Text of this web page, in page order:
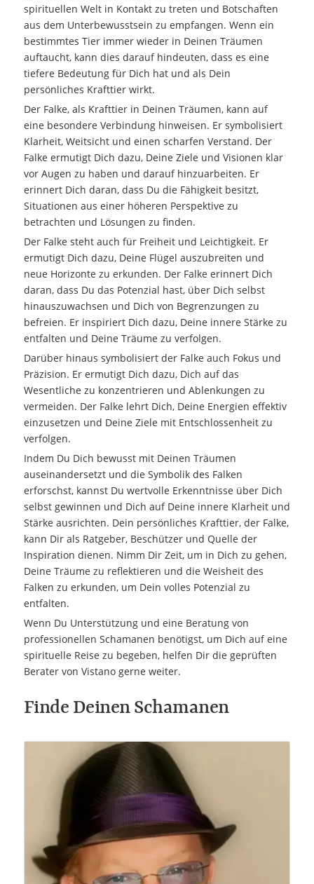
spirituellen Welt in Kontakt zu treten und Botschaften
aus dem Unterbewusstsein zu empfangen. Wenn ein
bestimmtes Tier immer wieder in Deinen Träumen
auftaucht, kann dies darauf hindeuten, dass es eine
tiefere Bedeutung für Dich hat und als Dein
persönliches Krafttier wirkt.
Der Falke, als Krafttier in Deinen Träumen, kann auf
eine besondere Verbindung hinweisen. Er symbolisiert
Klarheit, Weitsicht und einen scharfen Verstand. Der
Falke ermutigt Dich dazu, Deine Ziele und Visionen klar
vor Augen zu haben und darauf hinzuarbeiten. Er
erinnert Dich daran, dass Du die Fähigkeit besitzt,
Situationen aus einer höheren Perspektive zu
betrachten und Lösungen zu finden.
Der Falke steht auch für Freiheit und Leichtigkeit. Er
ermutigt Dich dazu, Deine Flügel auszubreiten und
neue Horizonte zu erkunden. Der Falke erinnert Dich
daran, dass Du das Potenzial hast, über Dich selbst
hinauszuwachsen und Dich von Begrenzungen zu
befreien. Er inspiriert Dich dazu, Deine innere Stärke zu
entfalten und Deine Träume zu verfolgen.
Darüber hinaus symbolisiert der Falke auch Fokus und
Präzision. Er ermutigt Dich dazu, Dich auf das
Wesentliche zu konzentrieren und Ablenkungen zu
vermeiden. Der Falke lehrt Dich, Deine Energien effektiv
einzusetzen und Deine Ziele mit Entschlossenheit zu
verfolgen.
Indem Du Dich bewusst mit Deinen Träumen
auseinandersetzt und die Symbolik des Falken
erforschst, kannst Du wertvolle Erkenntnisse über Dich
selbst gewinnen und Dich auf Deine innere Klarheit und
Stärke ausrichten. Dein persönliches Krafttier, der Falke,
kann Dir als Ratgeber, Beschützer und Quelle der
Inspiration dienen. Nimm Dir Zeit, um in Dich zu gehen,
Deine Träume zu reflektieren und die Weisheit des
Falken zu erkunden, um Dein volles Potenzial zu
entfalten.
Wenn Du Unterstützung und eine Beratung von
professionellen Schamanen benötigst, um Dich auf eine
spirituelle Reise zu begeben, helfen Dir die geprüften
Berater von Vistano gerne weiter.
Finde Deinen Schamanen